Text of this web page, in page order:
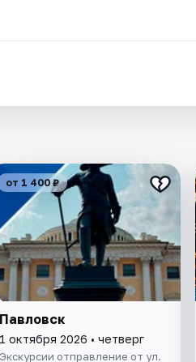
от 1 400 ₽
Павловск
1 октября 2026 • четверг
Экскурсии отправление от ул.